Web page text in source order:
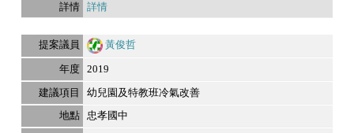
詳情
黃俊哲
2019
幼兒園及特教班冷氣改善
忠孝國中